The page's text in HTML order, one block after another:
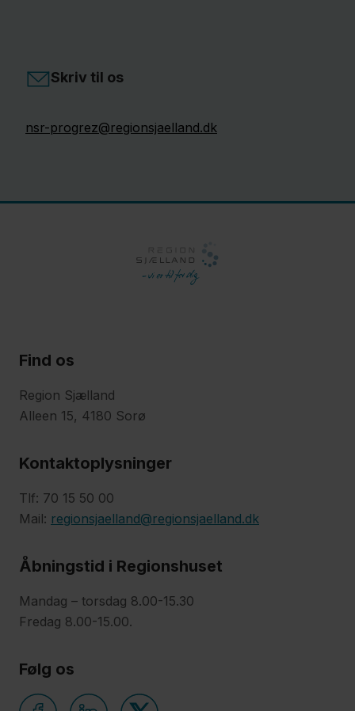
Skriv til os
nsr-progrez@regionsjaelland.dk
Find os
Region Sjælland
Alleen 15, 4180 Sorø
Kontaktoplysninger
Tlf: 70 15 50 00
Mail: regionsjaelland@regionsjaelland.dk
Åbningstid i Regionshuset
Mandag – torsdag 8.00-15.30
Fredag 8.00-15.00.
Følg os